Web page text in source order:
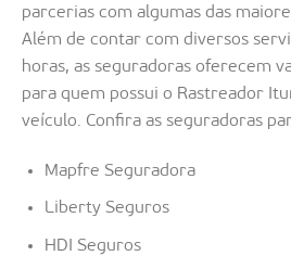
parcerias com algumas das
Além de contar com diversos
horas, as seguradoras oferecem
para quem possui o Rastreador
veículo. Confira as seguradoras
Mapfre Seguradora
Liberty Seguros
HDI Seguros